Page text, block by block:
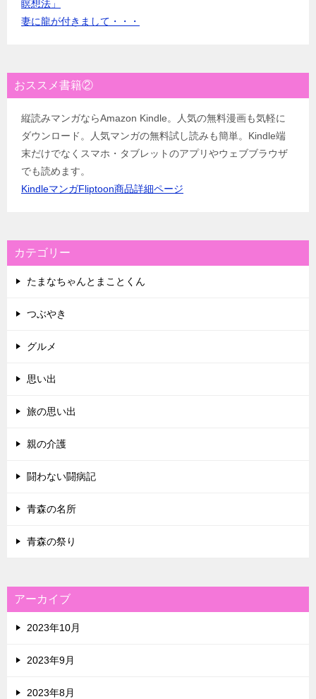
瞑想法」
妻に龍が付きまして・・・
おススメ書籍②
縦読みマンガならAmazon Kindle。人気の無料漫画も気軽に
ダウンロード。人気マンガの無料試し読みも簡単。Kindle端
末だけでなくスマホ・タブレットのアプリやウェブブラウザ
でも読めます。
KindleマンガFliptoon商品詳細ページ
カテゴリー
たまなちゃんとまことくん
つぶやき
グルメ
思い出
旅の思い出
親の介護
闘わない闘病記
青森の名所
青森の祭り
アーカイブ
2023年10月
2023年9月
2023年8月